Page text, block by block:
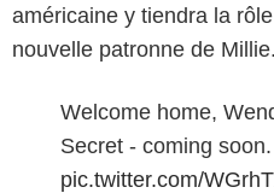
américaine y tiendra la
nouvelle patronne de Millie.
Welcome home,
Secret - coming soon.
pic.twitter.com/